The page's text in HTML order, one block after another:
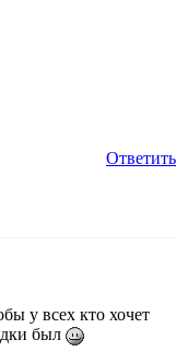
Ответить
у всех кто хочет
был